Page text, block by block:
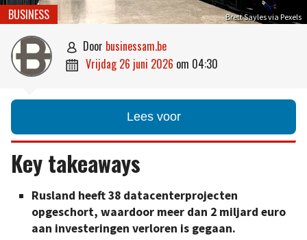
Brett Sayles via Pexels
BUSINESS
 door businessam.be
 vrijdag 26 juni 2026 om 04:30
Lees voor
Key takeaways
Rusland heeft 38 datacenterprojecten
opgeschort, waardoor meer dan 2 miljard euro
aan investeringen verloren is gegaan.